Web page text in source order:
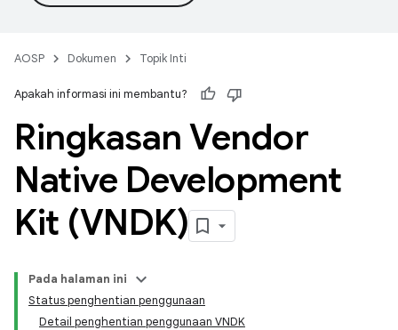
AOSP Dokumen Topik Inti
Apakah informasi ini membantu?
Ringkasan Vendor
Native Development
Kit (VNDK)
Pada halaman ini
Status penghentian penggunaan
Detail penghentian penggunaan VNDK